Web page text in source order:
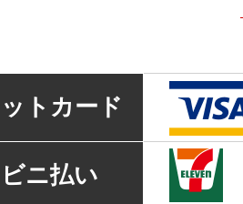
トカード
ニ払い